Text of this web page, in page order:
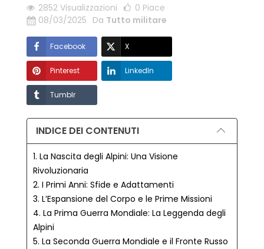
2852 Visualizzazioni 0 Piace
08/03/2025 Da Tutto militare
Facebook X
Pinterest LinkedIn
Tumblr
INDICE DEI CONTENUTI
1. La Nascita degli Alpini: Una Visione
Rivoluzionaria
2. I Primi Anni: Sfide e Adattamenti
3. L’Espansione del Corpo e le Prime Missioni
4. La Prima Guerra Mondiale: La Leggenda degli
Alpini
5. La Seconda Guerra Mondiale e il Fronte Russo